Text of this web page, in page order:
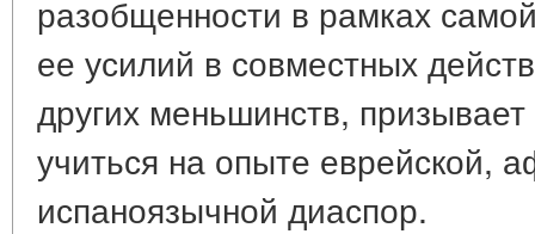
разобщенности в рамках
ее усилий в совместных
других меньшинств,
учиться на опыте еврейской,
испаноязычной диаспор.